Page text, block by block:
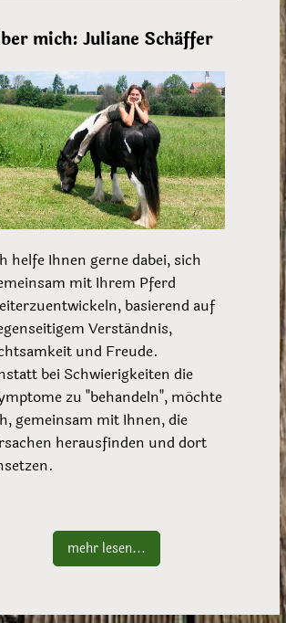
mich: Juliane Schäffer
helfe Ihnen gerne dabei, sich
mit Ihrem Pferd
basierend auf
Verständnis,
und Freude.
bei Schwierigkeiten die
zu "behandeln", möchte
gemeinsam mit Ihnen, die
herausfinden und dort
mehr lesen...